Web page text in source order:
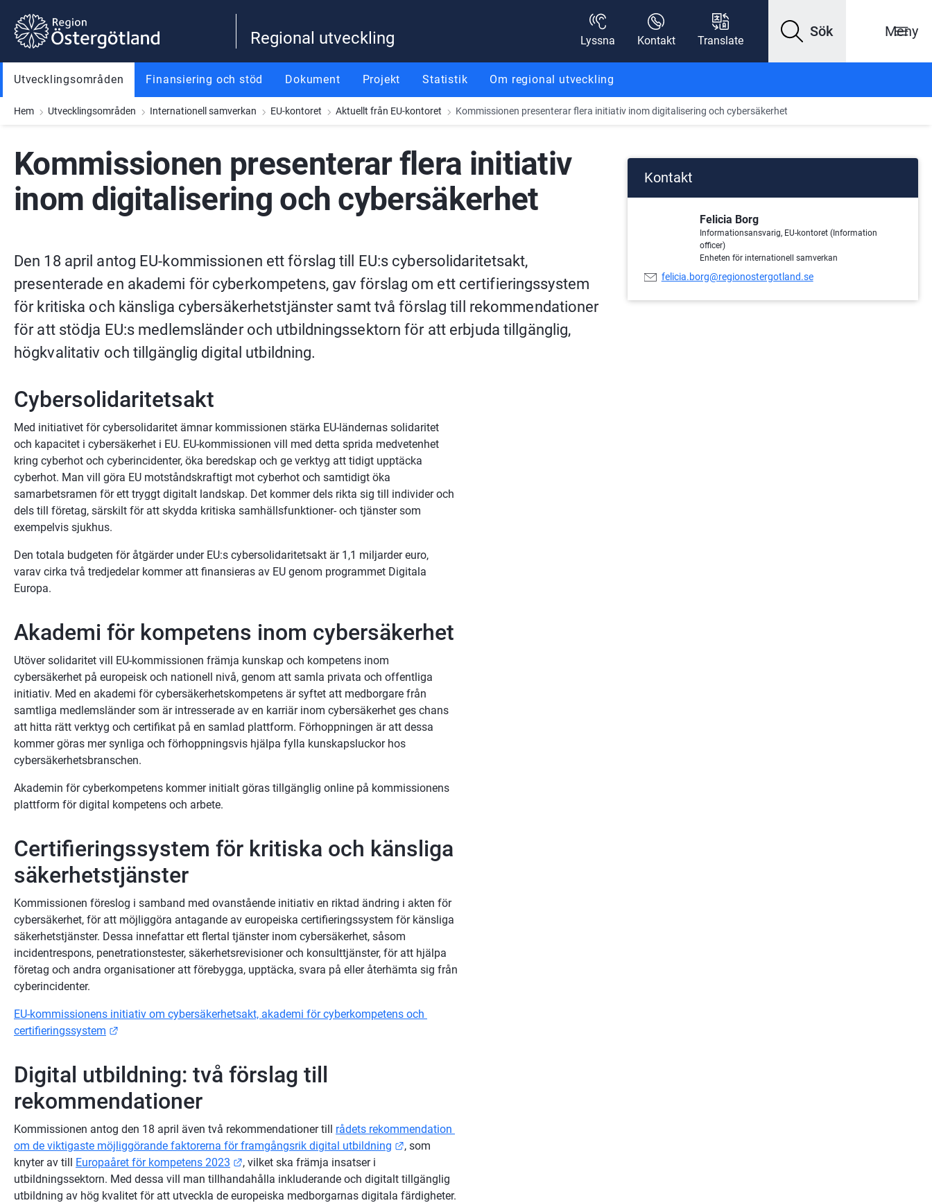
Gå till innehåll
Gå till meny
Gå till sidfot
Regional utveckling Lyssna Kontakt Translate
Sök Meny
Utvecklingsområden Finansiering och stöd Dokument Projekt Statistik Om regional utveckling
Hem Utvecklingsområden Internationell samverkan EU-kontoret Aktuellt från EU-kontoret Kommissionen presenterar flera initiativ inom digitalisering och cybersäkerhet
Kommissionen presenterar flera initiativ
inom digitalisering och cybersäkerhet
Den 18 april antog EU-kommissionen ett förslag till EU:s cybersolidaritetsakt,
presenterade en akademi för cyberkompetens, gav förslag om ett certifieringssystem
för kritiska och känsliga cybersäkerhetstjänster samt två förslag till rekommendationer
för att stödja EU:s medlemsländer och utbildningssektorn för att erbjuda tillgänglig,
högkvalitativ och tillgänglig digital utbildning.
Cybersolidaritetsakt
Med initiativet för cybersolidaritet ämnar kommissionen stärka EU-ländernas solidaritet
och kapacitet i cybersäkerhet i EU. EU-kommissionen vill med detta sprida medvetenhet
kring cyberhot och cyberincidenter, öka beredskap och ge verktyg att tidigt upptäcka
cyberhot. Man vill göra EU motståndskraftigt mot cyberhot och samtidigt öka
samarbetsramen för ett tryggt digitalt landskap. Det kommer dels rikta sig till individer och
dels till företag, särskilt för att skydda kritiska samhällsfunktioner- och tjänster som
exempelvis sjukhus.
Den totala budgeten för åtgärder under EU:s cybersolidaritetsakt är 1,1 miljarder euro,
varav cirka två tredjedelar kommer att finansieras av EU genom programmet Digitala
Europa.
Akademi för kompetens inom cybersäkerhet
Utöver solidaritet vill EU-kommissionen främja kunskap och kompetens inom
cybersäkerhet på europeisk och nationell nivå, genom att samla privata och offentliga
initiativ. Med en akademi för cybersäkerhetskompetens är syftet att medborgare från
samtliga medlemsländer som är intresserade av en karriär inom cybersäkerhet ges chans
att hitta rätt verktyg och certifikat på en samlad plattform. Förhoppningen är att dessa
kommer göras mer synliga och förhoppningsvis hjälpa fylla kunskapsluckor hos
cybersäkerhetsbranschen.
Akademin för cyberkompetens kommer initialt göras tillgänglig online på kommissionens
plattform för digital kompetens och arbete.
Certifieringssystem för kritiska och känsliga
säkerhetstjänster
Kommissionen föreslog i samband med ovanstående initiativ en riktad ändring i akten för
cybersäkerhet, för att möjliggöra antagande av europeiska certifieringssystem för känsliga
säkerhetstjänster. Dessa innefattar ett flertal tjänster inom cybersäkerhet, såsom
incidentrespons, penetrationstester, säkerhetsrevisioner och konsulttjänster, för att hjälpa
företag och andra organisationer att förebygga, upptäcka, svara på eller återhämta sig från
cyberincidenter.
EU-kommissionens initiativ om cybersäkerhetsakt, akademi för cyberkompetens och
certifieringssystem
Digital utbildning: två förslag till
rekommendationer
Kommissionen antog den 18 april även två rekommendationer till rådets rekommendation
om de viktigaste möjliggörande faktorerna för framgångsrik digital utbildning
Länk till annan webbplats.
, som
knyter av till Europaåret för kompetens 2023 Länk till annan webbplats.
, vilket ska främja insatser i
utbildningssektorn. Med dessa vill man tillhandahålla inkluderande och digitalt tillgänglig
utbildning av hög kvalitet för att utveckla de europeiska medborgarnas digitala färdigheter.
Kontakt
Felicia Borg
Informationsansvarig, EU-kontoret (Information
officer)
Enheten för internationell samverkan
E-
felicia.borg@regionostergotland.se